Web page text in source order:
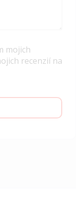
mojich
recenzií na